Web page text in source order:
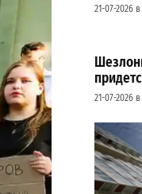
21-07-2026 в
21-07-2026 в